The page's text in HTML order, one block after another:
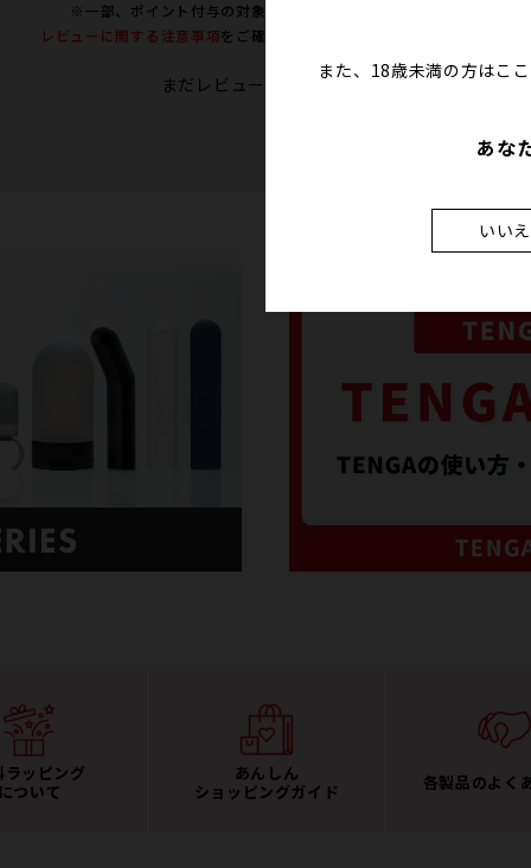
※一部、ポイント付与の対象外となる商品がございます。
レビューに関する注意事項をご確認の上、投稿をお願い致します。
まだレビューはありません
ラッピング
ついて
あんしん
ショッピングガイド
各製品のよく
また、18歳未満の方はこ
あな
いいえ